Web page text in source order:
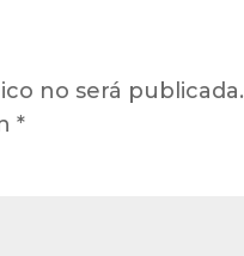
no será publicada.
*